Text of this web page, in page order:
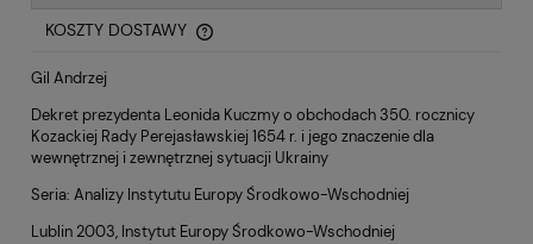
KOSZTY DOSTAWY
CENA NIE ZAWIERA EWENTUALNYCH KOSZTÓW PŁATNOŚCI
Gil Andrzej
Dekret prezydenta Leonida Kuczmy o obchodach 350. rocznicy
Kozackiej Rady Perejasławskiej 1654 r. i jego znaczenie dla
wewnętrznej i zewnętrznej sytuacji Ukrainy
Seria: Analizy Instytutu Europy Środkowo-Wschodniej
Lublin 2003, Instytut Europy Środkowo-Wschodniej